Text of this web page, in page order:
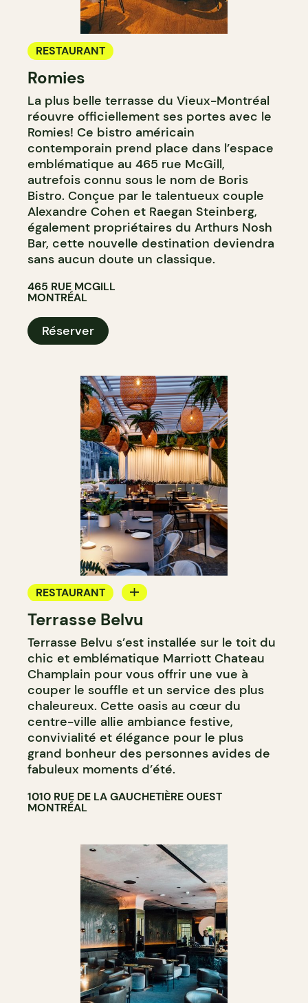
RESTAURANT
Romies
La plus belle terrasse du Vieux-Montréal
réouvre officiellement ses portes avec le
Romies! Ce bistro américain
contemporain prend place dans l’espace
emblématique au 465 rue McGill,
autrefois connu sous le nom de Boris
Bistro. Conçue par le talentueux couple
Alexandre Cohen et Raegan Steinberg,
également propriétaires du Arthurs Nosh
Bar, cette nouvelle destination deviendra
sans aucun doute un classique.
465 RUE MCGILL
MONTRÉAL
Réserver
RESTAURANT
BAR
BAR À COCKTAIL
Terrasse Belvu
Terrasse Belvu s’est installée sur le toit du
chic et emblématique Marriott Chateau
Champlain pour vous offrir une vue à
couper le souffle et un service des plus
chaleureux. Cette oasis au cœur du
centre-ville allie ambiance festive,
convivialité et élégance pour le plus
grand bonheur des personnes avides de
fabuleux moments d’été.
1010 RUE DE LA GAUCHETIÈRE OUEST
MONTRÉAL